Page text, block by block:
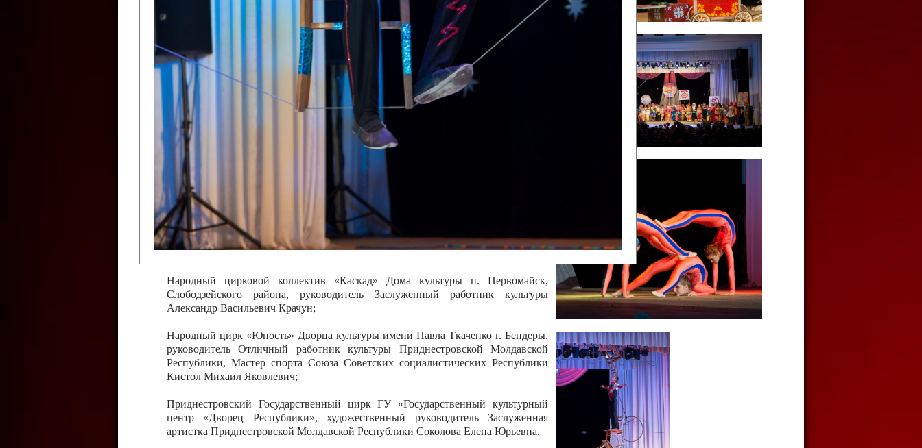
культуры Приднестровской Молдавской Республики Алёна Александровна и
Олег Степанович Райлян;
Народный цирковой коллектив «Энтузиасты» Дома культуры с. Делакеу,
Григориопольского района, руководитель Отличный работник культуры
Приднестровской Молдавской Республики Пётр Петрович Дижмару;
Народный цирковой коллектив «Сперанца» Дома культуры посёлка Красное,
Слободзейского района, руководитель Отличный работник культуры
Приднестровской Молдавской Республики Анжела Владимировна
Казавчинская;
Образцовый эстрадно-цирковой коллектив «Алегро» Дома детско –юношеского
творчества с. Чобручи, Слободзейского района, руководитель Хачатурян Юрий
Владимирович;
Образцовый цирковой коллектив «Радуга» Городской дворец культуры г.
Тирасполь, руководитель Отличный работник культуры Приднестровской
Молдавской Республики Николай Юрьевич Елистратов;
Народный цирковой коллектив «Каскад» Дома культуры п. Первомайск,
Слободзейского района, руководитель Заслуженный работник культуры
Александр Васильевич Крачун;
Народный цирк «Юность» Дворца культуры имени Павла Ткаченко г. Бендеры,
руководитель Отличный работник культуры Приднестровской Молдавской
Республики, Мастер спорта Союза Советских социалистических Республики
Кистол Михаил Яковлевич;
Приднестровский Государственный цирк ГУ «Государственный культурный
центр «Дворец Республики», художественный руководитель Заслуженная
артистка Приднестровской Молдавской Республики Соколова Елена Юрьевна.